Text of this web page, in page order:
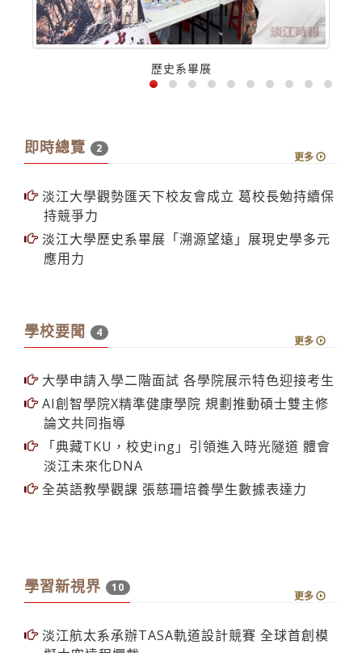
更多
淡江大學觀勢匯天下校友會成立 葛校長勉持續保
持競爭力
淡江大學歷史系畢展「溯源望遠」展現史學多元
更多
大學申請入學二階面試 各學院展示特色迎接考生
AI創智學院X精準健康學院 規劃推動碩士雙主修
論文共同指導
「典藏TKU，校史ing」引領進入時光隧道 體會
淡江未來化DNA
更多